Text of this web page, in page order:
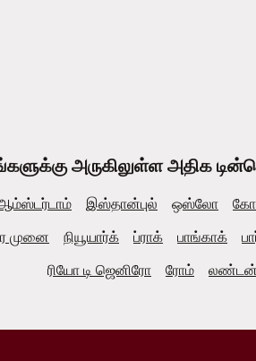
அருகிலுள்ள அதிக
இஸ்தான்புல் ஒஸ்லோ
முனை நியூயார்க் ப்ராக் பாங்காக்
ரியோ டி ஜெனிரோ
ரோம் லண்டன்